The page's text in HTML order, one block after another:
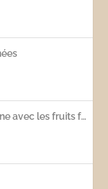
Porridge aux flocons d’avoine avec les fruits frais